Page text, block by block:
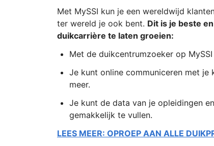
Met MySSI kun je een wereldwijd
ter wereld je ook bent. Dit is je beste
duikcarrière te laten groeien:
Met de duikcentrumzoeker op
Je kunt online communiceren met
meer.
Je kunt de data van je opleidingen
gemakkelijk te vullen.
LEES MEER: OPROEP AAN ALLE